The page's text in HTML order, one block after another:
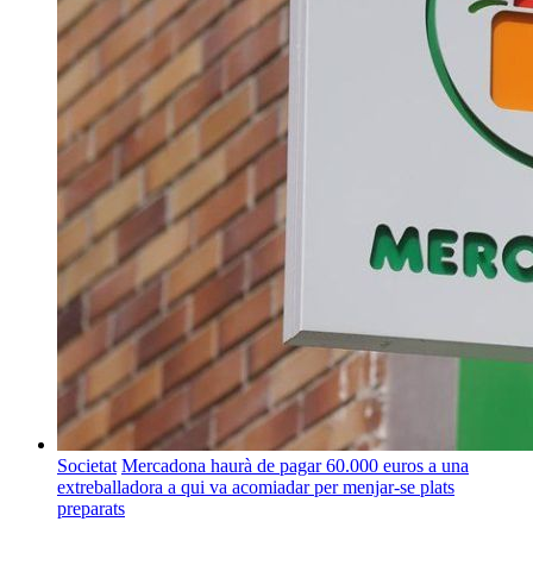
Societat Mercadona haurà de pagar 60.000 euros a una
extreballadora a qui va acomiadar per menjar-se plats
preparats